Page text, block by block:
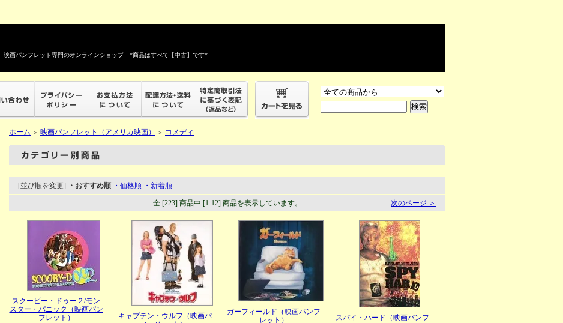
映画パンフレット専門のオンラインショップ *商品はすべて【中古】です*
ホーム ＞ 映画パンフレット（アメリカ映画） ＞ コメディ
[並び順を変更] ・おすすめ順 ・価格順 ・新着順
全 [223] 商品中 [1-12] 商品を表示しています。 次のページ ＞
スクービー・ドゥー２/モン
スター・パニック（映画パン
フレット）
キャプテン・ウルフ（映画パ
ガーフィールド（映画パンフ
レット）
スパイ・ハード（映画パンフ